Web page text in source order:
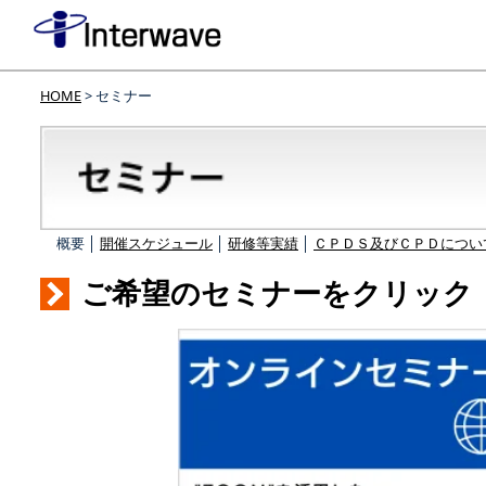
HOME> セミナー
概要 │ 開催スケジュール 研修等実績 ＣＰＤＳ及びＣＰＤにつ
ご希望のセミナーをクリック